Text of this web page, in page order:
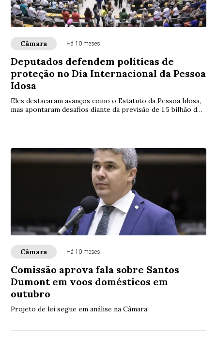
Câmara Há 10 meses
Deputados defendem políticas de
proteção no Dia Internacional da Pessoa
Idosa
Eles destacaram avanços como o Estatuto da Pessoa Idosa,
mas apontaram desafios diante da previsão de 1,5 bilhão de
Câmara Há 10 meses
Comissão aprova fala sobre Santos
Dumont em voos domésticos em
outubro
Projeto de lei segue em análise na Câmara